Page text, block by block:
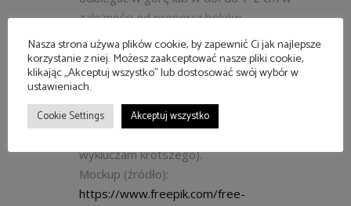
zależności od proporcji boków
fotografii.
Modyfikacja zamówienia (wymiar, rama,
kolor passe-partout) – proszę pisać:
kontakt@cosnasciane.pl
proszę o podanie numeru zdjęcia.
wykluczam krótszego).
Mockup (źródło):
https://www.freepik.com/free-
Nasza strona używa plików cookie, by zapewnić Ci jak najlepsze
korzystanie z niej. Możesz zaakceptować nasze pliki cookie,
klikając „Akceptuj wszystko” lub dostosować swój wybór w
ustawieniach.
Cookie Settings Akceptuj wszystko